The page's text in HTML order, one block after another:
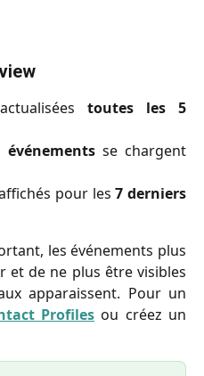
toutes les 5
se chargent
pour les7 derniers
les événements plus
et de ne plus être visibles
apparaissent. Pour un
Profiles ou créez un